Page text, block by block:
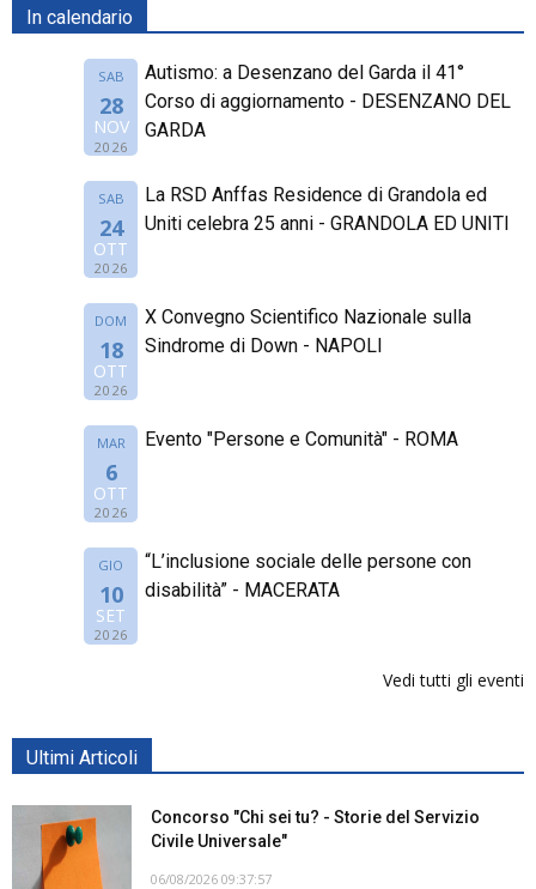
In calendario
SAB
28
NOV
2026
Autismo: a Desenzano del Garda il 41°
Corso di aggiornamento - DESENZANO DEL
GARDA
SAB
24
OTT
2026
La RSD Anffas Residence di Grandola ed
Uniti celebra 25 anni - GRANDOLA ED UNITI
DOM
18
OTT
2026
X Convegno Scientifico Nazionale sulla
Sindrome di Down - NAPOLI
MAR
6
OTT
2026
Evento "Persone e Comunità" - ROMA
GIO
10
SET
2026
“L’inclusione sociale delle persone con
disabilità” - MACERATA
Vedi tutti gli eventi
Ultimi Articoli
Concorso "Chi sei tu? - Storie del Servizio
Civile Universale"
06/08/2026 09:37:57